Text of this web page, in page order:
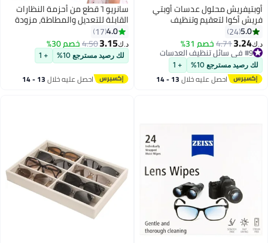
أوبتيفريش محلول عدسات أوبتي
فريش أكوا لتعقيم وتنظيف
العدسات اللاصقة – 150 مل
5.0
24
د.ك‏3.24
4.71خصم 31%
#9 في سائل تنظيف العدسات
#9 في سائل تنظيف العدسات
لك رصيد مسترجع 10% + 1
احصل عليه خلال 13 - 14
سانريو ٦ قطع من أحزمة النظارات
القابلة للتعديل والمطاطة، مزودة
بحبل تثبيت مانع للانزلاق للأولاد
والبنات والبالغين.
4.0
17
د.ك‏3.15
4.50خصم 30%
لك رصيد مسترجع 10% + 1
احصل عليه خلال 13 - 14